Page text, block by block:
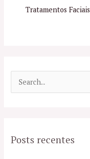
Tratamentos Faciais
u
Posts recentes